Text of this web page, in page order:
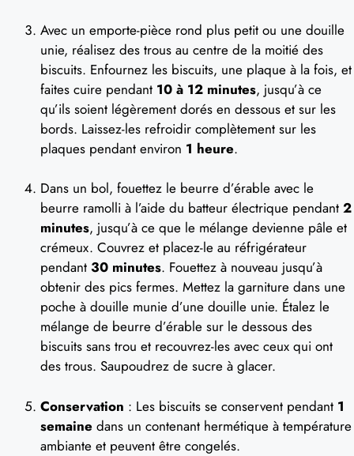
Avec un emporte-pièce rond plus petit ou une douille
unie, réalisez des trous au centre de la moitié des
biscuits. Enfournez les biscuits, une plaque à la fois, et
faites cuire pendant 10 à 12 minutes, jusqu’à ce
qu’ils soient légèrement dorés en dessous et sur les
bords. Laissez-les refroidir complètement sur les
plaques pendant environ 1 heure.
Dans un bol, fouettez le beurre d’érable avec le
beurre ramolli à l’aide du batteur électrique pendant 2
minutes, jusqu’à ce que le mélange devienne pâle et
crémeux. Couvrez et placez-le au réfrigérateur
pendant 30 minutes. Fouettez à nouveau jusqu’à
obtenir des pics fermes. Mettez la garniture dans une
poche à douille munie d’une douille unie. Étalez le
mélange de beurre d’érable sur le dessous des
biscuits sans trou et recouvrez-les avec ceux qui ont
des trous. Saupoudrez de sucre à glacer.
Conservation : Les biscuits se conservent pendant 1
semaine dans un contenant hermétique à température
ambiante et peuvent être congelés.